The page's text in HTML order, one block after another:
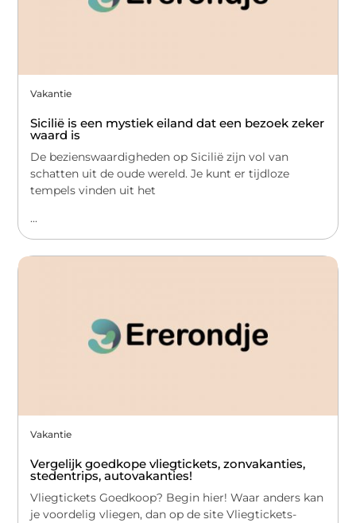
Vakantie
Sicilië is een mystiek eiland dat een bezoek zeker
waard is
De bezienswaardigheden op Sicilië zijn vol van
schatten uit de oude wereld. Je kunt er tijdloze
tempels vinden uit het
...
Vakantie
Vergelijk goedkope vliegtickets, zonvakanties,
stedentrips, autovakanties!
Vliegtickets Goedkoop? Begin hier! Waar anders kan
je voordelig vliegen, dan op de site Vliegtickets-